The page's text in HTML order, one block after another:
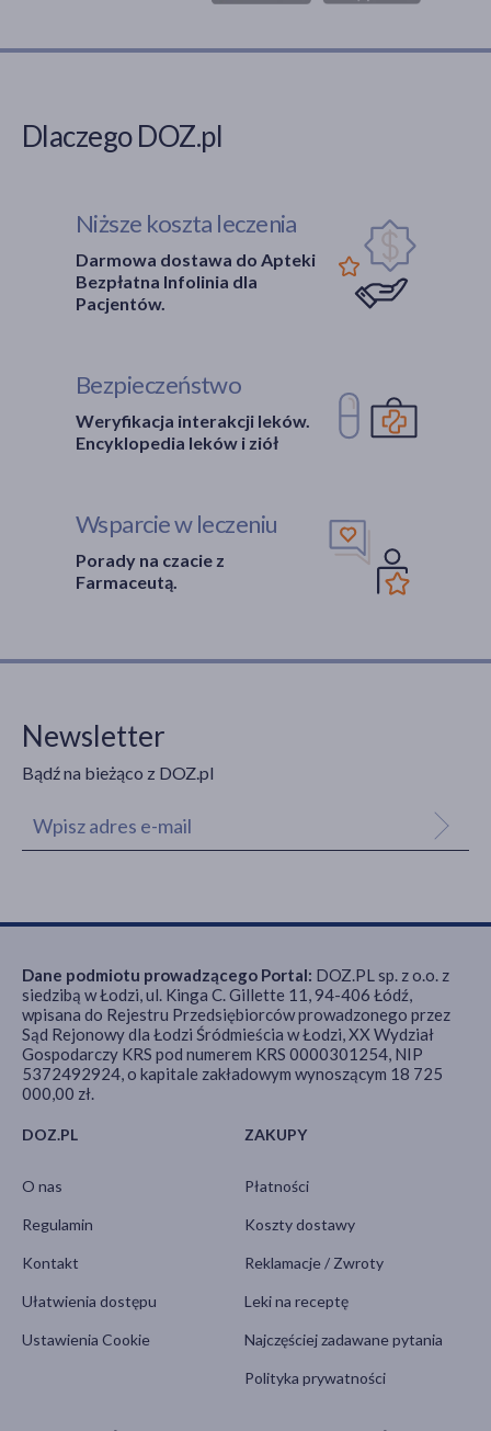
Dlaczego DOZ.pl
Niższe koszta leczenia
Darmowa dostawa do Apteki
Bezpłatna Infolinia dla
Pacjentów.
Bezpieczeństwo
Weryfikacja interakcji leków.
Encyklopedia leków i ziół
Wsparcie w leczeniu
Porady na czacie z
Farmaceutą.
Newsletter
Bądź na bieżąco z DOZ.pl
DOZ.PL
O nas
Regulamin
Kontakt
Ułatwienia dostępu
Ustawienia Cookie
ZAKUPY
Płatności
Koszty dostawy
Reklamacje / Zwroty
Leki na receptę
Najczęściej zadawane pytania
Polityka prywatności
Dane podmiotu prowadzącego Portal: DOZ.PL sp. z o.o. z
siedzibą w Łodzi, ul. Kinga C. Gillette 11, 94-406 Łódź,
wpisana do Rejestru Przedsiębiorców prowadzonego przez
Sąd Rejonowy dla Łodzi Śródmieścia w Łodzi, XX Wydział
Gospodarczy KRS pod numerem KRS 0000301254, NIP
5372492924, o kapitale zakładowym wynoszącym 18 725
000,00 zł.